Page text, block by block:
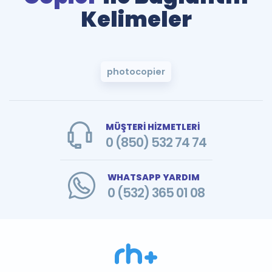
Kelimeler
photocopier
MÜŞTERİ HİZMETLERİ
0 (850) 532 74 74
WHATSAPP YARDIM
0 (532) 365 01 08